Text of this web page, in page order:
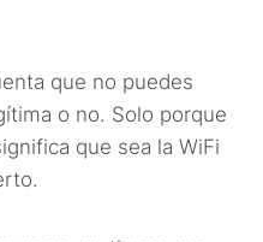
que no puedes
o no. Solo porque
que sea la WiFi